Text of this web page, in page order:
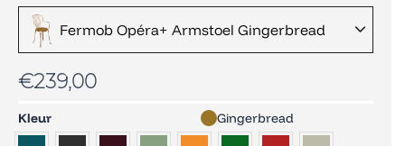
Fermob Opéra+ Armstoel Gingerbread
€239,00
Kleur Gingerbread
Fermob
Opéra+